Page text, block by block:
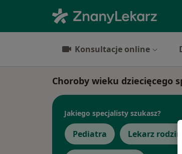
Konsultacje online
Choroby wieku dziecięcego
Jakiego specjalisty szukasz?
Pediatra Lekarz